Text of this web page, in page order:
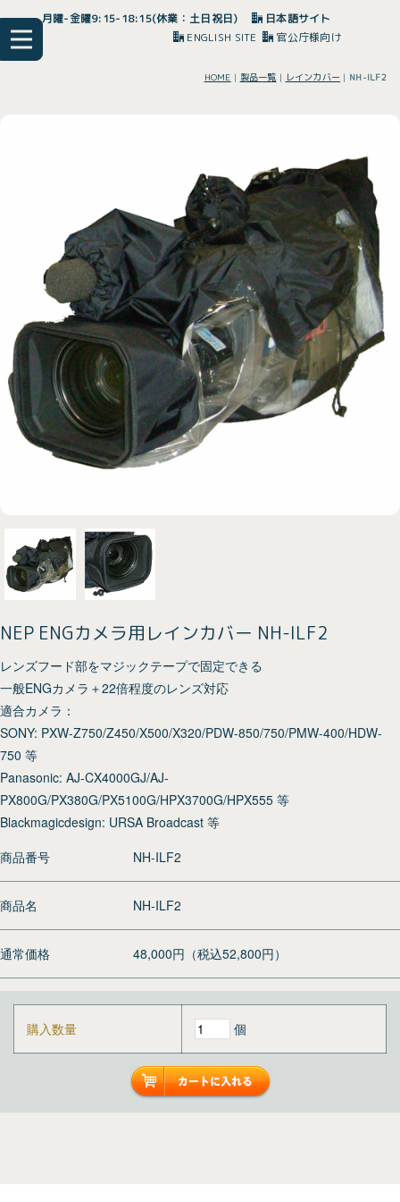
月曜-金曜9:15-18:15(休業：土日祝日)
日本語サイト
ENGLISH SITE
官公庁様向け
HOME | 製品一覧 | レインカバー | NH-ILF2
NEP ENGカメラ用レインカバー NH-ILF2
レンズフード部をマジックテープで固定できる
一般ENGカメラ＋22倍程度のレンズ対応
適合カメラ：
SONY: PXW-Z750/Z450/X500/X320/PDW-850/750/PMW-400/HDW-
750 等
Panasonic: AJ-CX4000GJ/AJ-
PX800G/PX380G/PX5100G/HPX3700G/HPX555 等
Blackmagicdesign: URSA Broadcast 等
商品番号
NH-ILF2
商品名 NH-ILF2
通常価格 48,000円（税込52,800円）
購入数量 個